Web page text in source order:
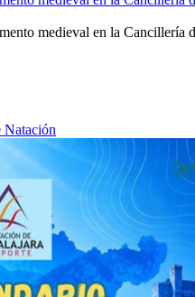
medieval en la Cancillería